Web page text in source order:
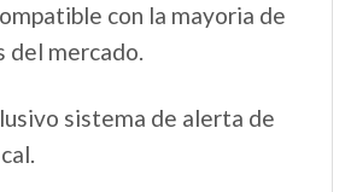
con la mayoria de
del mercado.
sistema de alerta de